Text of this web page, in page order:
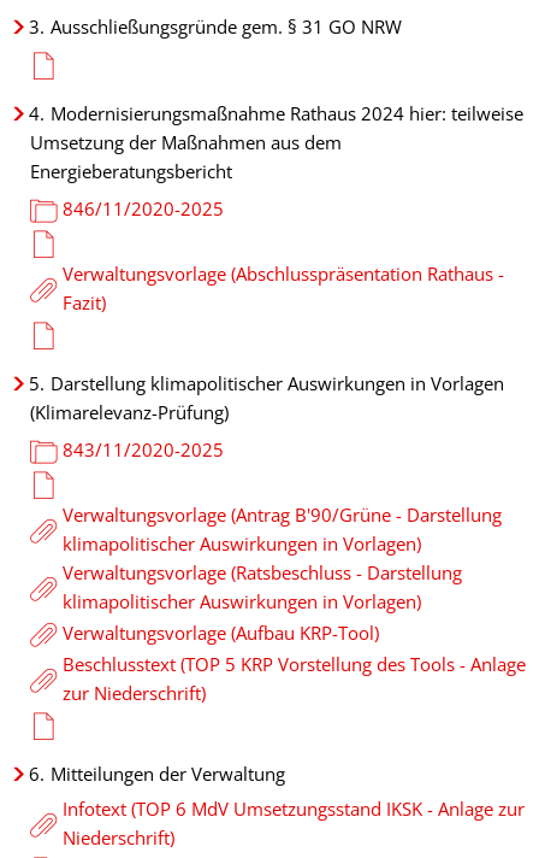
3. Ausschließungsgründe gem. § 31 GO NRW
4. Modernisierungsmaßnahme Rathaus 2024 hier: teilweise
Umsetzung der Maßnahmen aus dem
Energieberatungsbericht
846/11/2020-2025
Verwaltungsvorlage (Abschlusspräsentation Rathaus -
Fazit)
5. Darstellung klimapolitischer Auswirkungen in Vorlagen
(Klimarelevanz-Prüfung)
843/11/2020-2025
Verwaltungsvorlage (Antrag B'90/Grüne - Darstellung
klimapolitischer Auswirkungen in Vorlagen)
Verwaltungsvorlage (Ratsbeschluss - Darstellung
klimapolitischer Auswirkungen in Vorlagen)
Verwaltungsvorlage (Aufbau KRP-Tool)
Beschlusstext (TOP 5 KRP Vorstellung des Tools - Anlage
zur Niederschrift)
6. Mitteilungen der Verwaltung
Infotext (TOP 6 MdV Umsetzungsstand IKSK - Anlage zur
Niederschrift)